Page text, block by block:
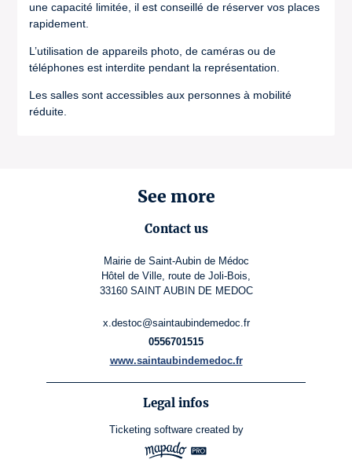
une capacité limitée, il est conseillé de réserver vos places
rapidement.
L’utilisation de appareils photo, de caméras ou de
téléphones est interdite pendant la représentation.
Les salles sont accessibles aux personnes à mobilité
réduite.
See more
Contact us
Mairie de Saint-Aubin de Médoc
Hôtel de Ville, route de Joli-Bois,
33160 SAINT AUBIN DE MEDOC
x.destoc@saintaubindemedoc.fr
0556701515
www.saintaubindemedoc.fr
Legal infos
Ticketing software created by